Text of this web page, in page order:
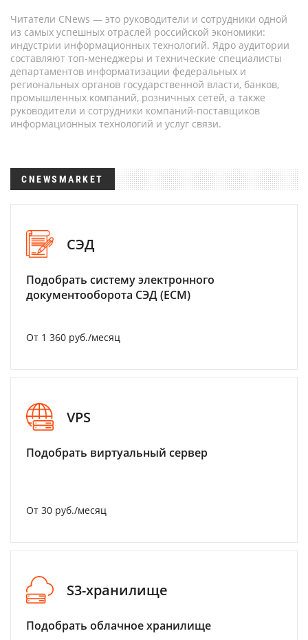
Читатели CNews — это руководители и сотрудники одной
из самых успешных отраслей российской экономики:
индустрии информационных технологий. Ядро аудитории
составляют топ-менеджеры и технические специалисты
департаментов информатизации федеральных и
региональных органов государственной власти, банков,
промышленных компаний, розничных сетей, а также
руководители и сотрудники компаний-поставщиков
информационных технологий и услуг связи.
CNEWSMARKET
СЭД
Подобрать систему электронного
документооборота СЭД (ECM)
От 1 360 руб./месяц
VPS
Подобрать виртуальный сервер
От 30 руб./месяц
S3-хранилище
Подобрать облачное хранилище